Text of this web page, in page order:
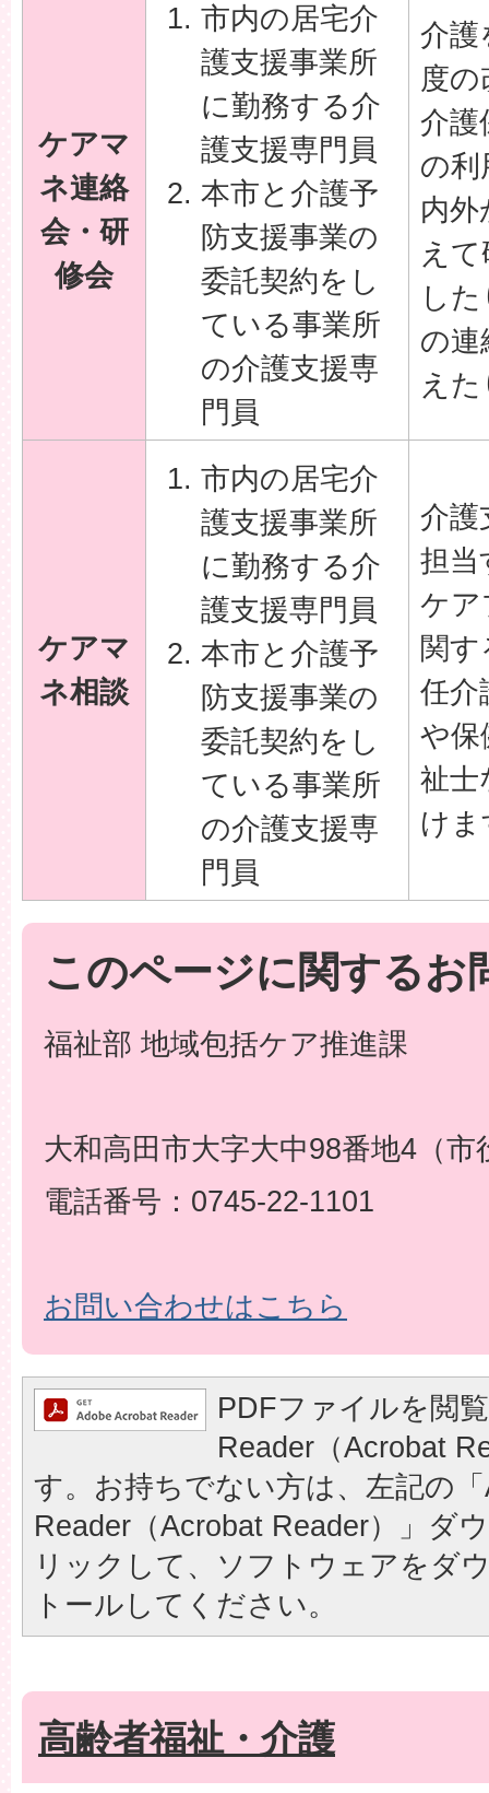
ケアマ
ネ連絡
会・研
修会
市内の居宅介
護支援事業所
に勤務する介
護支援専門員
本市と介護予
防支援事業の
委託契約をし
ている事業所
の介護支援専
門員
介護
度
介護
の利
内外
え
し
の連
え
ケアマ
ネ相談
市内の居宅介
護支援事業所
に勤務する介
護支援専門員
本市と介護予
防支援事業の
委託契約をし
ている事業所
の介護支援専
門員
介護
担当
ケア
関す
任介
や保
祉士
け
このページに関するお
福祉部 地域包括ケア推進課
大和高田市大字大中98番地4（市
電話番号：0745-22-1101
お問い合わせはこちら
PDFファイルを閲
Reader（Acrobat
す。お持ちでない方は、左記の
Reader（Acrobat Reader）」ダ
リックして、ソフトウェアをダ
トールしてください。
高齢者福祉・介護